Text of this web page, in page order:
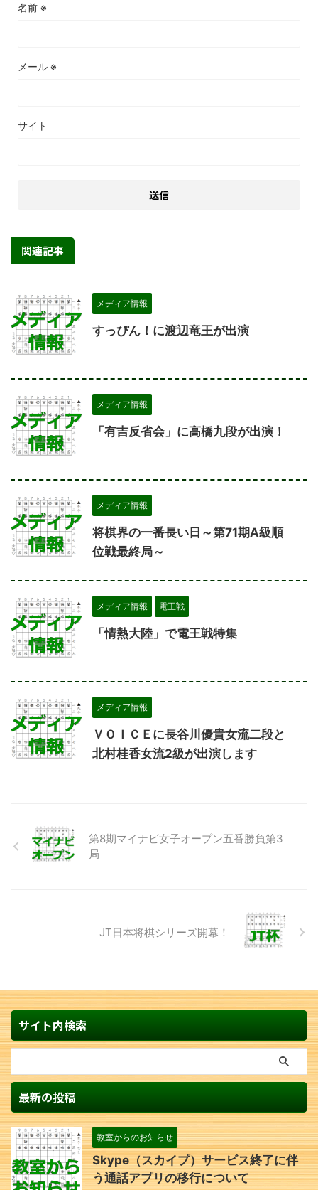
名前 ※
メール ※
サイト
関連記事
メディア情報
すっぴん！に渡辺竜王が出演
メディア情報
「有吉反省会」に高橋九段が出演！
メディア情報
将棋界の一番長い日～第71期A級順
位戦最終局～
メディア情報 電王戦
「情熱大陸」で電王戦特集
メディア情報
ＶＯＩＣＥに長谷川優貴女流二段と
北村桂香女流2級が出演します
第8期マイナビ女子オープン五番勝負第3
局
JT日本将棋シリーズ開幕！
サイト内検索
最新の投稿
教室からのお知らせ
Skype（スカイプ）サービス終了に伴
う通話アプリの移行について